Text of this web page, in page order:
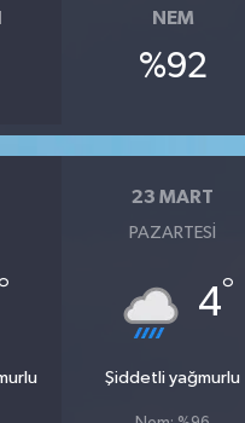
NEM
%92
23 MART
PAZARTESI
4°
Şiddetli yağmurlu